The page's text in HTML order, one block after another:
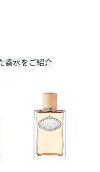
香水をご紹介